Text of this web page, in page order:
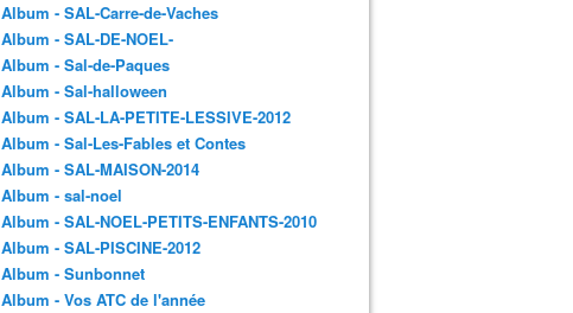
Album - SAL-Carre-de-Vaches
Album - SAL-DE-NOEL-
Album - Sal-de-Paques
Album - Sal-halloween
Album - SAL-LA-PETITE-LESSIVE-2012
Album - Sal-Les-Fables et Contes
Album - SAL-MAISON-2014
Album - sal-noel
Album - SAL-NOEL-PETITS-ENFANTS-2010
Album - SAL-PISCINE-2012
Album - Sunbonnet
Album - Vos ATC de l'année